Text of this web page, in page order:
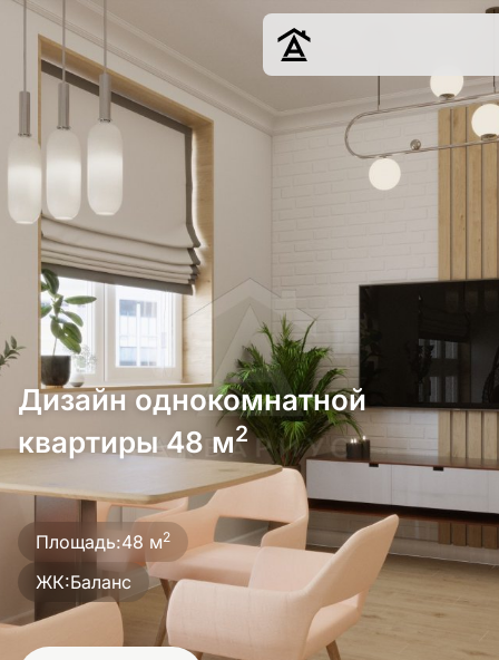
Дизайн
г. Краснодар
8 (861) 945-12-
34
Обсудить
проект
Дизайн однокомнатной
квартиры 48 м2
Площадь:48 м2
ЖК:Баланс